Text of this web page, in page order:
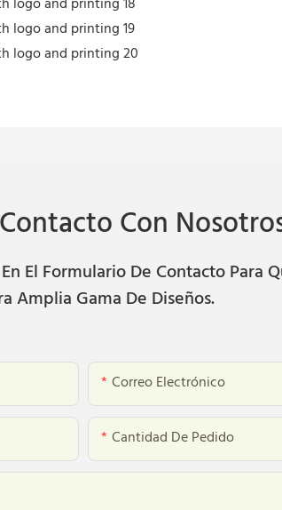
Con
El Formulario De Contacto Para
Amplia Gama De Diseños.
Correo Electrónico
Cantidad De Pedido